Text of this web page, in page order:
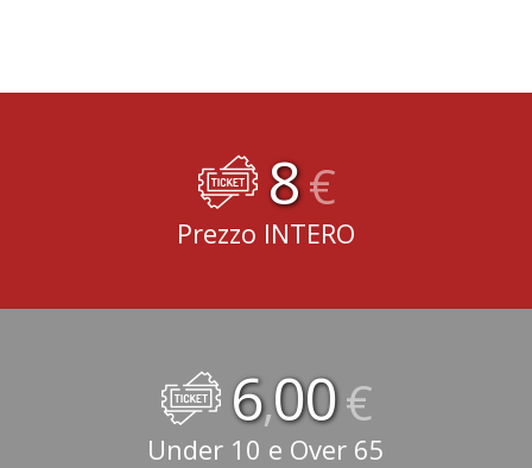
8€
Prezzo INTERO
6,00€
Under 10 e Over 65